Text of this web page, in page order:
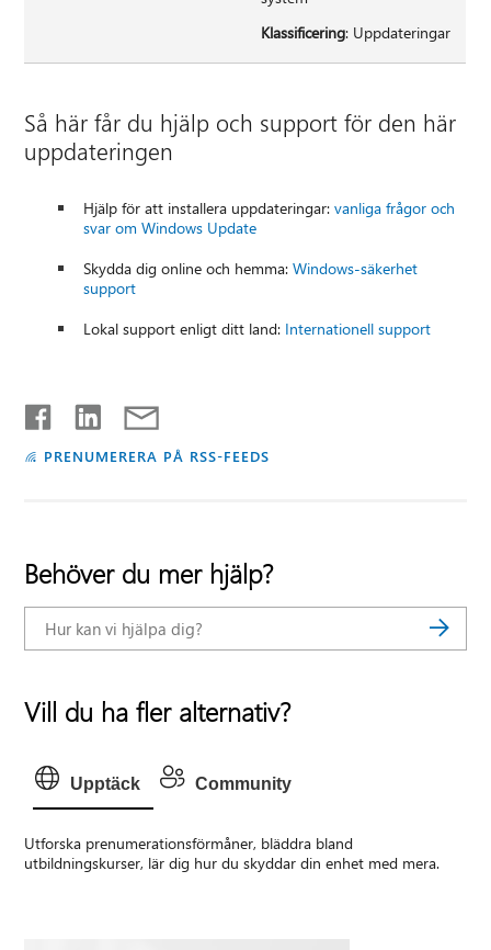
Klassificering: Uppdateringar
Så här får du hjälp och support för den här
uppdateringen
Hjälp för att installera uppdateringar:vanliga frågor och
svar om Windows Update
Skydda dig online och hemma:Windows-säkerhet
support
Lokal support enligt ditt land: Internationell support
PRENUMERERA PÅ RSS-FEEDS
Behöver du mer hjälp?
Vill du ha fler alternativ?
Upptäck Community
Utforska prenumerationsförmåner, bläddra bland
utbildningskurser, lär dig hur du skyddar din enhet med mera.